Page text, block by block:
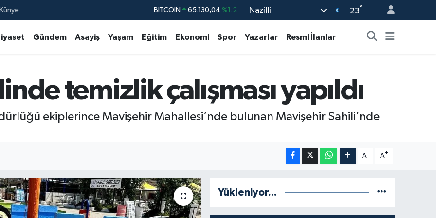
DOLAR 47,7106 %0.17
BİST100 13.773 %-19
Nazilli 23°
Gündem Asayiş Yaşam Eğitim Ekonomi Spor Yazarlar Resmi İlanlar
temizlik çalışması yapıldı
ekiplerince Mavişehir Mahallesi’nde bulunan Mavişehir Sahili’nde
A- A+
Yükleniyor...